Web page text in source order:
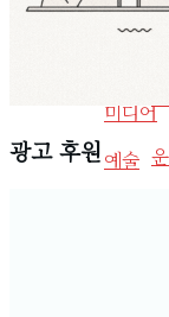
영
미디어
예술
광고 후원